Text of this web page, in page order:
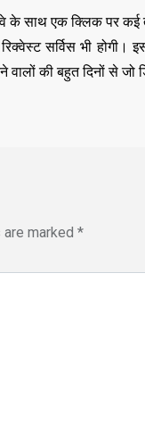
के साथ एक क्लिक पर
सर्विस भी
वालों की बहुत दिनों से
marked *